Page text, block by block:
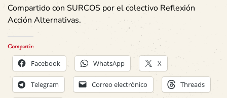
Compartido con SURCOS por el colectivo Reflexión
Acción Alternativas.
Compartir:
Facebook WhatsApp X
Telegram Correo electrónico Threads